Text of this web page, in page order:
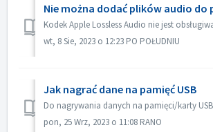
Nie można dodać plików audio do
wt, 8 Sie, 2023 o 12:23 PO POŁUDNIU
Jak nagrać dane na pamięć USB
pon, 25 Wrz, 2023 o 11:08 RANO